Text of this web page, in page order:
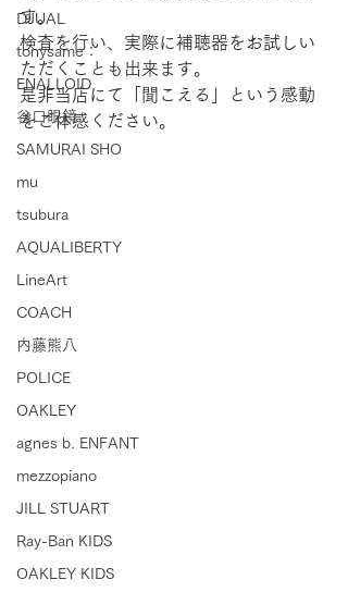
DJUAL
tonysame：
ENALLOID
谷口眼鏡
SAMURAI SHO
mu
tsubura
AQUALIBERTY
LineArt
COACH
内藤熊八
POLICE
OAKLEY
agnes b. ENFANT
mezzopiano
JILL STUART
Ray-Ban KIDS
OAKLEY KIDS
す。
検査を行い、実際に補聴器をお試しい
ただくことも出来ます。
是非当店にて「聞こえる」という感動
をご体感ください。